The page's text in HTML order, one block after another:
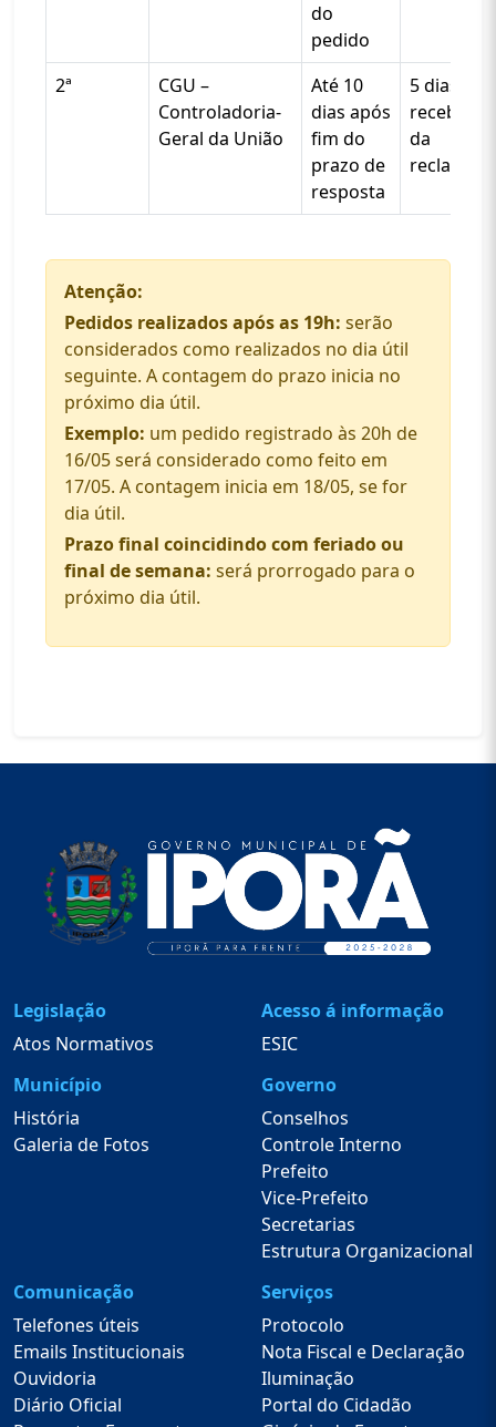
do
pedido
2ª
CGU –
Controladoria-
Geral da União
Até 10
dias após
fim do
prazo de
resposta
5 dias do
da
Atenção:
Pedidos realizados após as 19h: serão
considerados como realizados no dia útil
seguinte. A contagem do prazo inicia no
próximo dia útil.
Exemplo: um pedido registrado às 20h de
16/05 será considerado como feito em
17/05. A contagem inicia em 18/05, se for
dia útil.
Prazo final coincidindo com feriado ou
final de semana: será prorrogado para o
próximo dia útil.
Legislação
Atos Normativos
Acesso á informação
ESIC
Município
História
Galeria de Fotos
Governo
Conselhos
Controle Interno
Prefeito
Vice-Prefeito
Secretarias
Estrutura Organizacional
Comunicação
Telefones úteis
Emails Institucionais
Ouvidoria
Diário Oficial
Serviços
Protocolo
Nota Fiscal e Declaração
Iluminação
Portal do Cidadão